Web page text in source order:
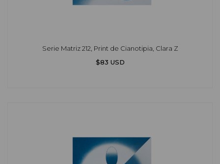
Serie Matriz 212, Print de Cianotipia, Clara Z
$83 USD